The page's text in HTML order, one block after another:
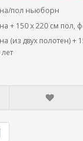
пол ньюборн
+ 150 х 220 см пол,
(из двух полотен) +